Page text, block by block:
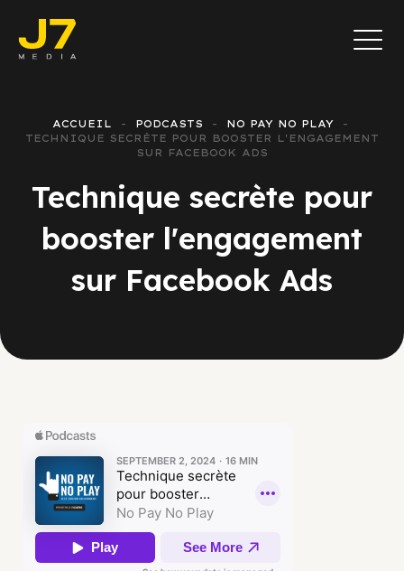
ACCUEIL PODCASTS
NO PAY NO PLAY
TECHNIQUE SECRÈTE POUR BOOSTER L'ENGAGEMENT
SUR FACEBOOK ADS
Technique secrète pour
booster l'engagement
sur Facebook Ads